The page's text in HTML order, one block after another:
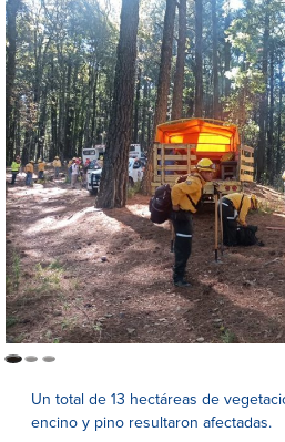
Un total de 13 hectáreas de
encino y pino resultaron afectadas.